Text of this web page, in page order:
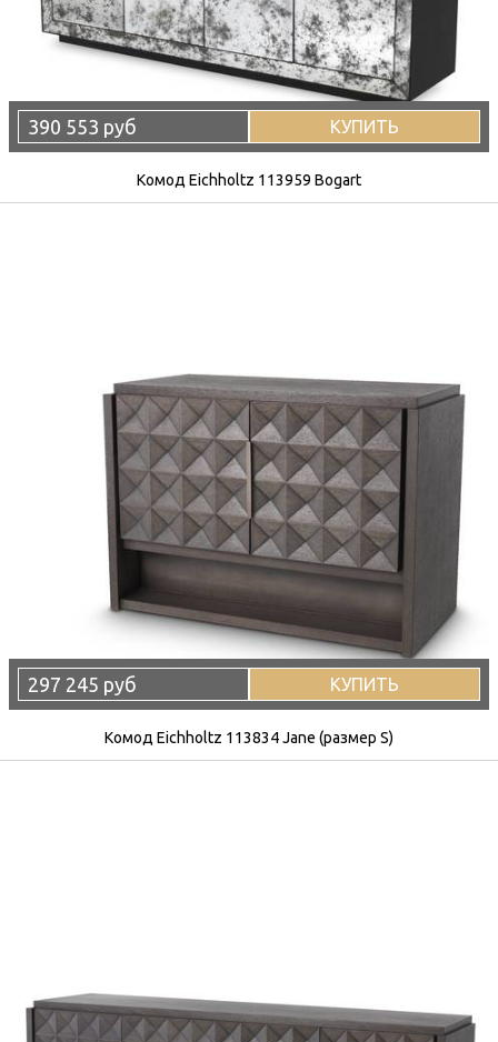
390 553 руб КУПИТЬ
Комод Eichholtz 113959 Bogart
297 245 руб КУПИТЬ
Комод Eichholtz 113834 Jane (размер S)